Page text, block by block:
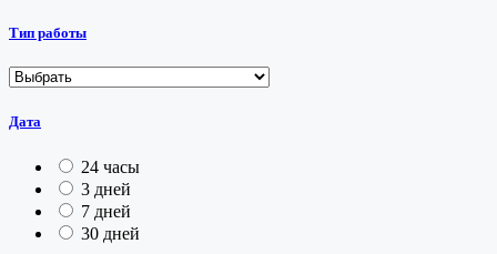
Тип работы
Дата
24 часы
3 дней
7 дней
30 дней